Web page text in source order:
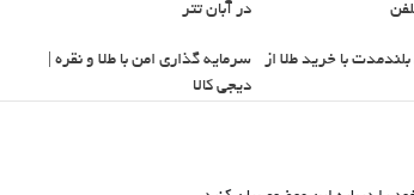
در آبان تتر
با خرید طلا از
سرمایه گذاری امن با طلا و نقره |
دیجی کالا